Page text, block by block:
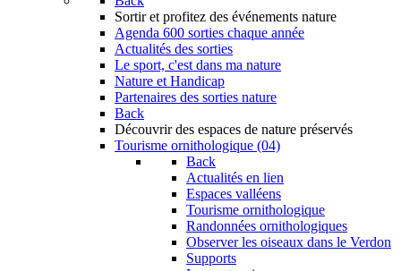
Sortir et profitez des événements nature
Agenda 600 sorties chaque année
Actualités des sorties
Le sport, c'est dans ma nature
Nature et Handicap
Partenaires des sorties nature
Back
Découvrir des espaces de nature préservés
Tourisme ornithologique (04)
Back
Actualités en lien
Espaces valléens
Tourisme ornithologique
Randonnées ornithologiques
Observer les oiseaux dans le Verdon
Supports